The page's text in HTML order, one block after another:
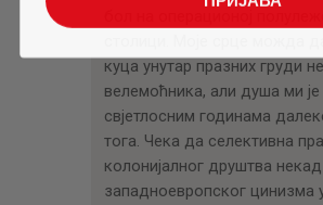
куца унутар празних груди
велемоћника, али душа ми је
свјетлосним годинама
тога. Чека да селективна
колонијалног друштва
западноевропског цинизма